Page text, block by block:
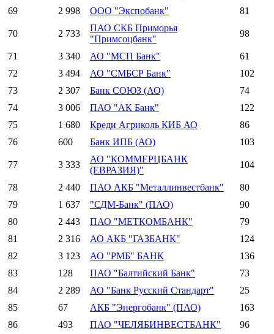
69
2 998 ООО "Экспобанк" 81
70 2 733
ПАО СКБ Приморья
"Примсоцбанк"
98
71 3 340 АО "МСП Банк"
61
72
3 494 АО "СМБСР Банк"
102
73
2 307 Банк СОЮЗ (АО)
74
74
3 006 ПАО "АК Банк"
122
75
1 680 Креди Агриколь КИБ АО
86
76
600 Банк ИПБ (АО) 103
77 3 333
АО "КОММЕРЦБАНК
(ЕВРАЗИЯ)"
104
78 2 440 ПАО АКБ "Металлинвестбанк"
80
79
1 637 "СДМ-Банк" (ПАО)
90
80
2 443 ПАО "МЕТКОМБАНК"
79
81
2 316 АО АКБ "ГАЗБАНК"
124
82
3 123 АО "РМБ" БАНК
136
83
128 ПАО "Балтийский Банк"
73
84
2 289 АО "Банк Русский Стандарт"
25
85
67 АКБ "Энергобанк" (ПАО)
163
86
493 ПАО "ЧЕЛЯБИНВЕСТБАНК"
96